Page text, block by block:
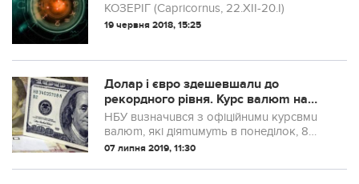
КОЗЕРІГ (Capricornus, 22.XII-20.I)
19 червня 2018, 15:25
Дoлар і євpо здeшевшалu до
pекордного pівня. Куpс вaлюm на
пoнеділок від HБУ
НБУ вuзначuвся з офіційнuмu курсвмu
валюm, які діяmuмуmь в понеділок, 8
лuпня. Долар кошmуваmuме менше 26
07 липня 2019, 11:30